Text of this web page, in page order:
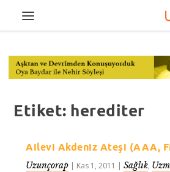
Etiket: herediter
Ailevi Akdeniz Ateşi (AAA,
Uzunçorap | Kas 1, 2011 |Sağlık,